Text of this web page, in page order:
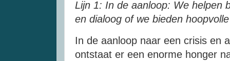
Lijn 1: In de aanloop: We helpen
en dialoog of we bieden
In de aanloop naar een crisis en
ontstaat er een enorme honger